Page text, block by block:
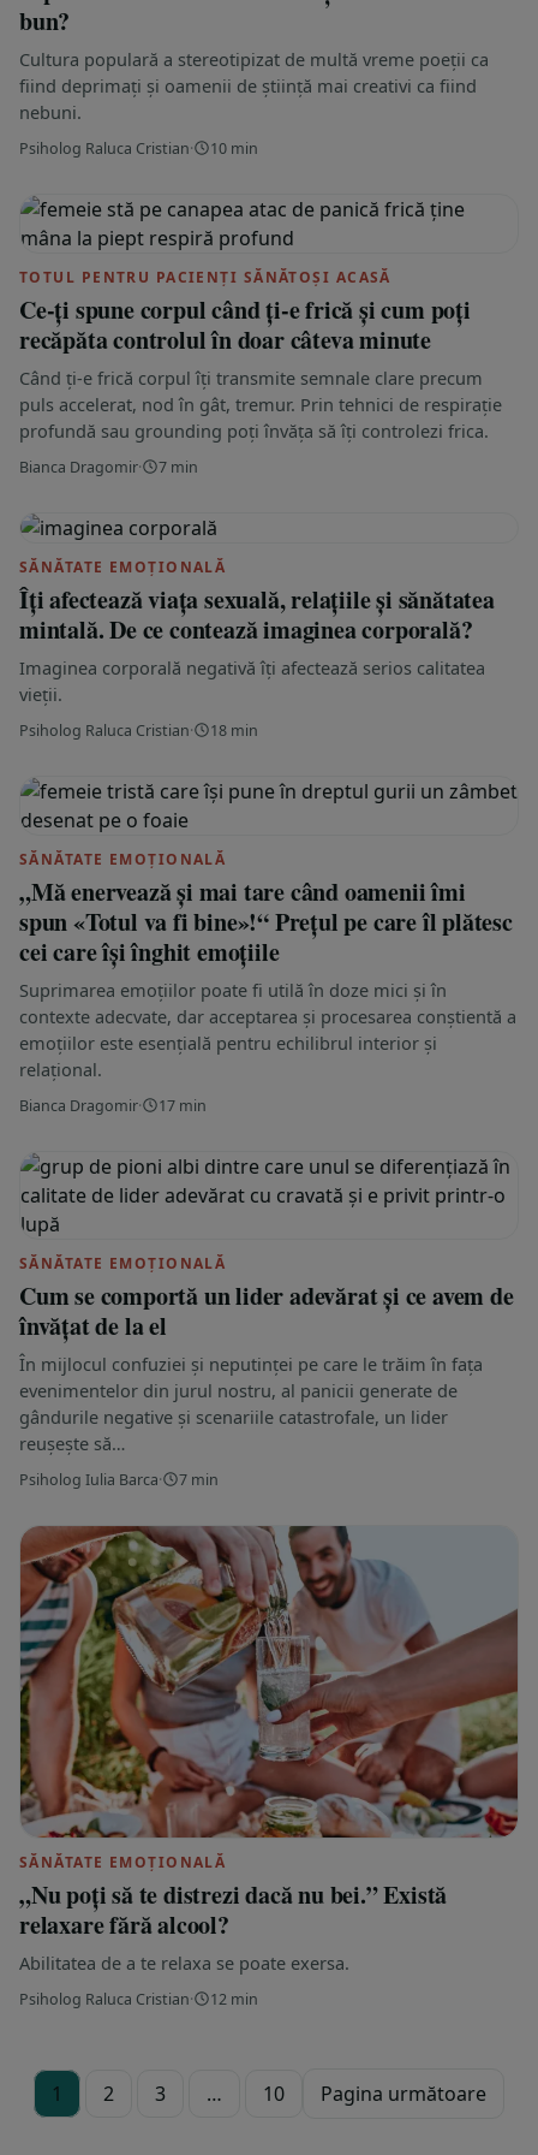
bun?
Cultura populară a stereotipizat de multă vreme poeții ca
fiind deprimați și oamenii de știință mai creativi ca fiind
nebuni.
Psiholog Raluca Cristian· 10 min
TOTUL PENTRU PACIENȚI SĂNĂTOȘI ACASĂ
Ce-ți spune corpul când ți-e frică și cum poți
recăpăta controlul în doar câteva minute
Când ți-e frică corpul îți transmite semnale clare precum
puls accelerat, nod în gât, tremur. Prin tehnici de respirație
profundă sau grounding poți învăța să îți controlezi frica.
Bianca Dragomir· 7 min
SĂNĂTATE EMOȚIONALĂ
Îți afectează viața sexuală, relațiile și sănătatea
mintală. De ce contează imaginea corporală?
Imaginea corporală negativă îți afectează serios calitatea
vieții.
Psiholog Raluca Cristian· 18 min
SĂNĂTATE EMOȚIONALĂ
„Mă enervează și mai tare când oamenii îmi
spun «Totul va fi bine»!“ Prețul pe care îl plătesc
cei care își înghit emoțiile
Suprimarea emoțiilor poate fi utilă în doze mici și în
contexte adecvate, dar acceptarea și procesarea conștientă a
emoțiilor este esențială pentru echilibrul interior și
relațional.
Bianca Dragomir· 17 min
SĂNĂTATE EMOȚIONALĂ
Cum se comportă un lider adevărat și ce avem de
învățat de la el
În mijlocul confuziei și neputinței pe care le trăim în fața
evenimentelor din jurul nostru, al panicii generate de
gândurile negative și scenariile catastrofale, un lider
reușește să…
Psiholog Iulia Barca· 7 min
SĂNĂTATE EMOȚIONALĂ
„Nu poți să te distrezi dacă nu bei.” Există
relaxare fără alcool?
Abilitatea de a te relaxa se poate exersa.
Psiholog Raluca Cristian· 12 min
1 2 3 … 10 Pagina următoare